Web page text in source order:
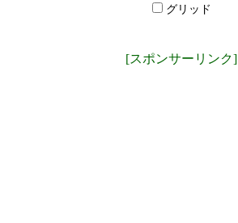
グリッド
[スポンサーリンク]